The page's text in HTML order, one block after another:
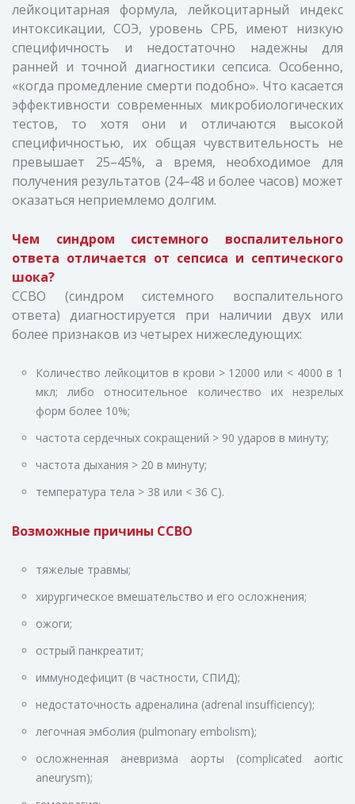
лейкоцитарная формула, лейкоцитарный индекс
интоксикации, СОЭ, уровень СРБ, имеют низкую
специфичность и недостаточно надежны для
ранней и точной диагностики сепсиса. Особенно,
«когда промедление смерти подобно». Что касается
эффективности современных микробиологических
тестов, то хотя они и отличаются высокой
специфичностью, их общая чувствительность не
превышает 25–45%, а время, необходимое для
получения результатов (24–48 и более часов) может
оказаться неприемлемо долгим.
Чем синдром системного воспалительного
ответа отличается от сепсиса и септического
шока?
ССВО (синдром системного воспалительного
ответа) диагностируется при наличии двух или
более признаков из четырех нижеследующих:
Количество лейкоцитов в крови > 12000 или < 4000 в 1
мкл; либо относительное количество их незрелых
форм более 10%;
частота сердечных сокращений > 90 ударов в минуту;
частота дыхания > 20 в минуту;
температура тела > 38 или < 36 C).
Возможные причины ССВО
тяжелые травмы;
хирургическое вмешательство и его осложнения;
ожоги;
острый панкреатит;
иммунодефицит (в частности, СПИД);
недостаточность адреналина (adrenal insufficiency);
легочная эмболия (pulmonary embolism);
осложненная аневризма аорты (complicated aortic
aneurysm);